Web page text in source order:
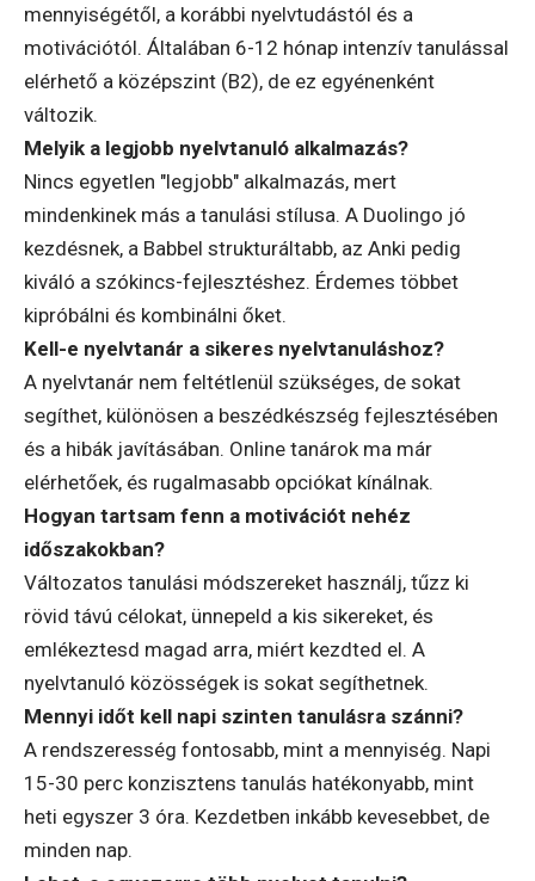
mennyiségétől, a korábbi nyelvtudástól és a
motivációtól. Általában 6-12 hónap intenzív tanulással
elérhető a középszint (B2), de ez egyénenként
változik.
Melyik a legjobb nyelvtanuló alkalmazás?
Nincs egyetlen "legjobb" alkalmazás, mert
mindenkinek más a tanulási stílusa. A Duolingo jó
kezdésnek, a Babbel strukturáltabb, az Anki pedig
kiváló a szókincs-fejlesztéshez. Érdemes többet
kipróbálni és kombinálni őket.
Kell-e nyelvtanár a sikeres nyelvtanuláshoz?
A nyelvtanár nem feltétlenül szükséges, de sokat
segíthet, különösen a beszédkészség fejlesztésében
és a hibák javításában. Online tanárok ma már
elérhetőek, és rugalmasabb opciókat kínálnak.
Hogyan tartsam fenn a motivációt nehéz
időszakokban?
Változatos tanulási módszereket használj, tűzz ki
rövid távú célokat, ünnepeld a kis sikereket, és
emlékeztesd magad arra, miért kezdted el. A
nyelvtanuló közösségek is sokat segíthetnek.
Mennyi időt kell napi szinten tanulásra szánni?
A rendszeresség fontosabb, mint a mennyiség. Napi
15-30 perc konzisztens tanulás hatékonyabb, mint
heti egyszer 3 óra. Kezdetben inkább kevesebbet, de
minden nap.